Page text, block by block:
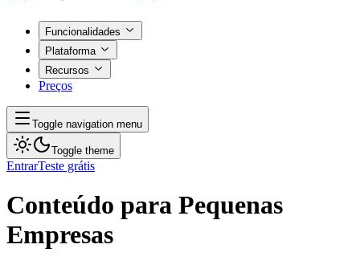
Funcionalidades
Plataforma
Recursos
Preços
Toggle navigation menu
Toggle theme
EntrarTeste grátis
Conteúdo para Pequenas
Empresas